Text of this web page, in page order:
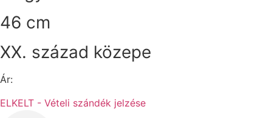
46 cm
XX. század közepe
Ár:
ELKELT - Vételi szándék jelzése